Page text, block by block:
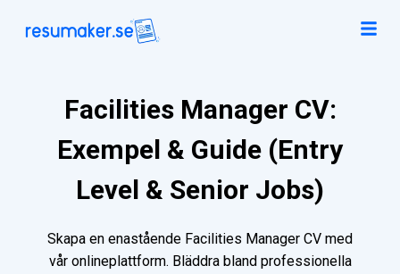
Facilities Manager CV:
Exempel & Guide (Entry
Level & Senior Jobs)
Skapa en enastående Facilities Manager CV med
vår onlineplattform. Bläddra bland professionella